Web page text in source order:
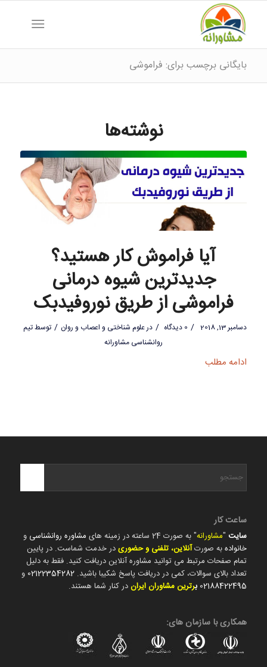
بایگانی برچسب برای: فراموشی
نوشته‌ها
آیا فراموش کار هستید؟
جدیدترین شیوه درمانی
فراموشی از طریق نوروفیدبک
دسامبر 13, 2018 / 0 دیدگاه / درعلوم شناختی و اعصاب و روان / توسطتیم
روانشناسی مشاورانه
ادامه مطلب
ساعت کار
سایت"مشاورانه" به صورت 24 ساعته در زمینه های مشاوره روانشناسی و
خانوادهبه صورتآنلاین، تلفنی و حضوریدر خدمت شماست. در پایین
تمام صفحات مرتبط می توانید مشاوره آنلاین دریافت کنید. فقط به دلیل
تعداد بالای سوالات، کمی در دریافت پاسخ شکیبا باشید. 02122354282 و
02188422495 برترین مشاوران ایراندر کنار شما هستند.
همکاری با سازمان های: